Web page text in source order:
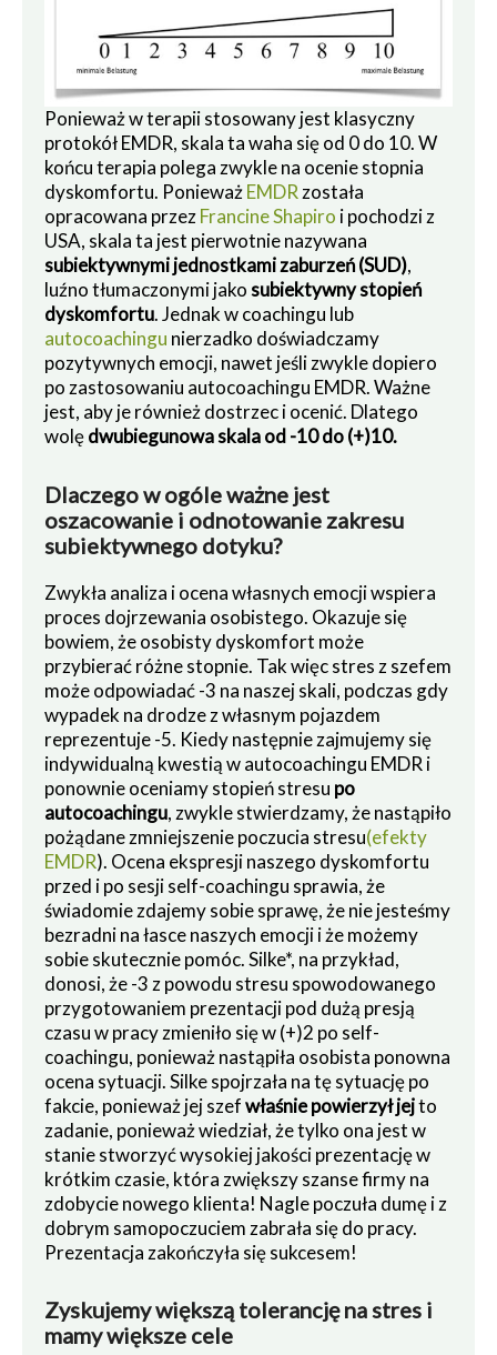
Ponieważ w terapii stosowany jest klasyczny
protokół EMDR, skala ta waha się od 0 do 10. W
końcu terapia polega zwykle na ocenie stopnia
dyskomfortu. PonieważEMDR została
opracowana przezFrancine Shapiro i pochodzi z
USA, skala ta jest pierwotnie nazywana
subiektywnymi jednostkami zaburzeń (SUD),
luźno tłumaczonymi jakosubiektywny stopień
dyskomfortu. Jednak w coachingu lub
autocoachingu nierzadko doświadczamy
pozytywnych emocji, nawet jeśli zwykle dopiero
po zastosowaniu autocoachingu EMDR. Ważne
jest, aby je również dostrzec i ocenić. Dlatego
wolędwubiegunowa skala od -10 do (+)10.
Dlaczego w ogóle ważne jest
oszacowanie i odnotowanie zakresu
subiektywnego dotyku?
Zwykła analiza i ocena własnych emocji wspiera
proces dojrzewania osobistego. Okazuje się
bowiem, że osobisty dyskomfort może
przybierać różne stopnie. Tak więc stres z szefem
może odpowiadać -3 na naszej skali, podczas gdy
wypadek na drodze z własnym pojazdem
reprezentuje -5. Kiedy następnie zajmujemy się
indywidualną kwestią w autocoachingu EMDR i
ponownie oceniamy stopień stresu po
autocoachingu, zwykle stwierdzamy, że nastąpiło
pożądane zmniejszenie poczucia stresu(efekty
EMDR). Ocena ekspresji naszego dyskomfortu
przed i po sesji self-coachingu sprawia, że
świadomie zdajemy sobie sprawę, że nie jesteśmy
bezradni na łasce naszych emocji i że możemy
sobie skutecznie pomóc. Silke*, na przykład,
donosi, że -3 z powodu stresu spowodowanego
przygotowaniem prezentacji pod dużą presją
czasu w pracy zmieniło się w (+)2 po self-
coachingu, ponieważ nastąpiła osobista ponowna
ocena sytuacji. Silke spojrzała na tę sytuację po
fakcie, ponieważ jej szefwłaśnie powierzył jejto
zadanie, ponieważ wiedział, że tylko ona jest w
stanie stworzyć wysokiej jakości prezentację w
krótkim czasie, która zwiększy szanse firmy na
zdobycie nowego klienta! Nagle poczuła dumę i z
dobrym samopoczuciem zabrała się do pracy.
Prezentacja zakończyła się sukcesem!
Zyskujemy większą tolerancję na stres i
mamy większe cele